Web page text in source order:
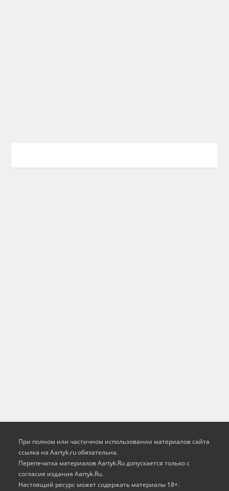
При полном или частичном использовании материалов сайта
ссылка на Aartyk.ru oбязательна.
Перепечатка материалов Aartyk.Ru допускается только с
согласия издания Aartyk.Ru.
Настоящий ресурс может содержать материалы 18+.